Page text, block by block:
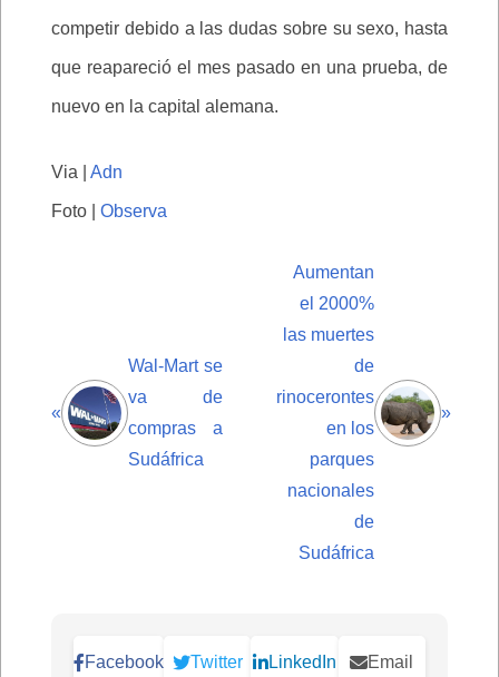
competir debido a las dudas sobre su sexo, hasta
que reapareció el mes pasado en una prueba, de
nuevo en la capital alemana.
Via | Adn
Foto | Observa
«
Wal-Mart se
va de
compras a
Sudáfrica
Aumentan
el 2000%
las muertes
de
rinocerontes
en los
parques
nacionales
de
Sudáfrica
»
Facebook Twitter LinkedIn Email